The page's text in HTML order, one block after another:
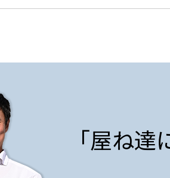
「屋ね